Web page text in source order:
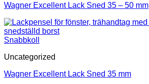
Wagner Excellent Lack Sned 35 – 50 mm
Snabbkoll
Uncategorized
Wagner Excellent Lack Sned 35 mm